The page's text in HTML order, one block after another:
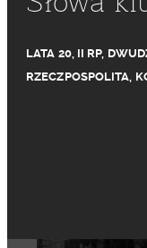
LATA 20, II RP,
RZECZPOSPOLITA,